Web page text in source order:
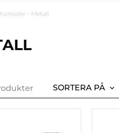
Konsoler - Metall
SORTERA PÅ